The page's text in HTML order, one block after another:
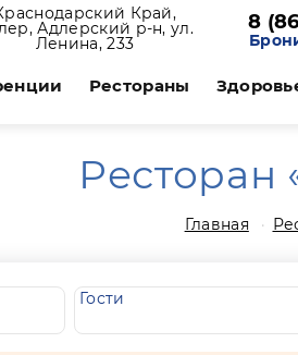
Край,
Адлерский р-н, ул.
Ленина, 233
8
Рестораны
Ресторан
Главная
Гости